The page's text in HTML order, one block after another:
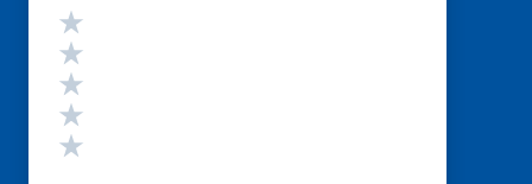
Valutazione